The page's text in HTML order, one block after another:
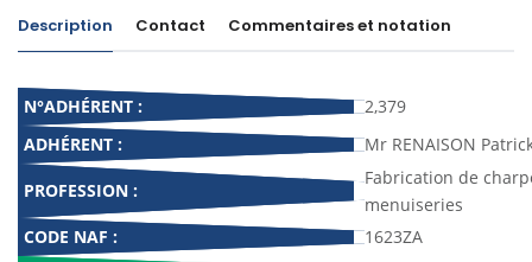
Description Contact Commentaires et notation
N°ADHÉRENT :
2,379
ADHÉRENT :
Mr RENAISON
PROFESSION :
Fabrication de
menuiseries
CODE NAF :
1623ZA